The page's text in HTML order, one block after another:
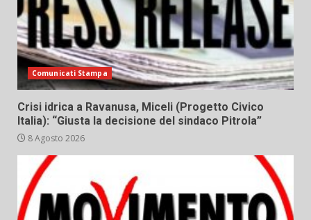
Comunicati Stampa
Crisi idrica a Ravanusa, Miceli (Progetto Civico
Italia): “Giusta la decisione del sindaco Pitrola”
8 Agosto 2026